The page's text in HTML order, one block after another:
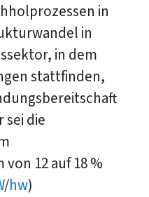
in
in
in dem
stattfinden,
sei die
12 auf 18 %
/hw)